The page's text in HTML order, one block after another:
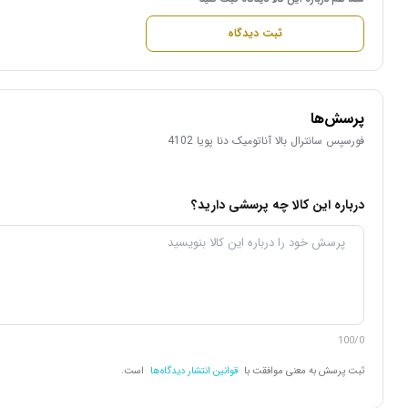
ثبت دیدگاه
پرسش‌ها
فورسپس سانترال بالا آناتومیک دنا پویا 4102
درباره این کالا چه پرسشی دارید؟
100/0
ثبت پرسش به معنی موافقت با قوانین انتشار دیدگاه‌ها است.